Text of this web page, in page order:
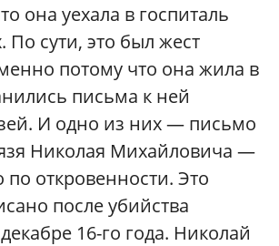
она уехала в госпиталь
По сути, это был жест
потому что она жила в
письма к ней
И одно из них — письмо
Николая Михайловича —
по откровенности. Это
после убийства
16-го года. Николай